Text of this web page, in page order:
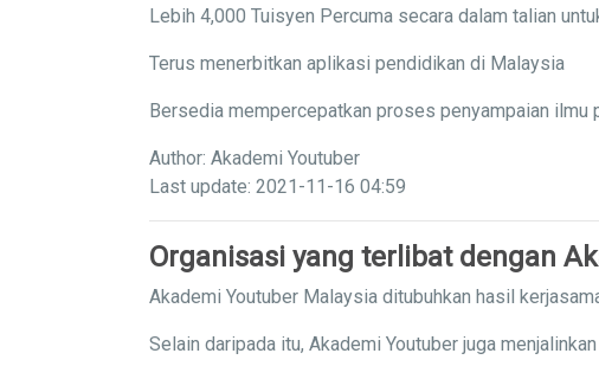
Lebih 4,000 Tuisyen Percuma secara dalam talian
Terus menerbitkan aplikasi pendidikan di Malaysia
Bersedia mempercepatkan proses penyampaian ilmu
Author: Akademi Youtuber
Last update: 2021-11-16 04:59
Organisasi yang terlibat dengan
Akademi Youtuber Malaysia ditubuhkan hasil
Selain daripada itu, Akademi Youtuber juga